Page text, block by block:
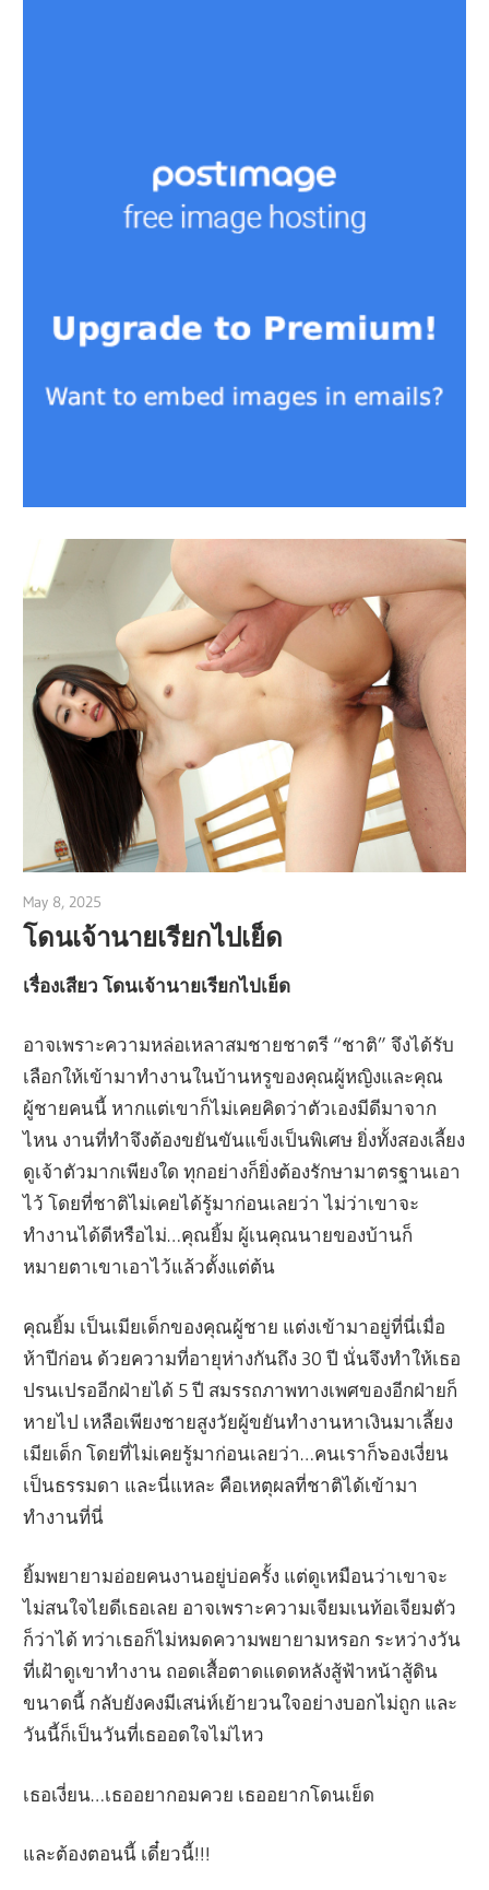
May 8, 2025
โดนเจ้านายเรียกไปเย็ด
เรื่องเสียว โดนเจ้านายเรียกไปเย็ด
อาจเพราะความหล่อเหลาสมชายชาตรี “ชาติ” จึงได้รับ
เลือกให้เข้ามาทำงานในบ้านหรูของคุณผู้หญิงและคุณ
ผู้ชายคนนี้ หากแต่เขาก็ไม่เคยคิดว่าตัวเองมีดีมาจาก
ไหน งานที่ทำจึงต้องขยันขันแข็งเป็นพิเศษ ยิ่งทั้งสองเลี้ยง
ดูเจ้าตัวมากเพียงใด ทุกอย่างก็ยิ่งต้องรักษามาตรฐานเอา
ไว้ โดยที่ชาติไม่เคยได้รู้มาก่อนเลยว่า ไม่ว่าเขาจะ
ทำงานได้ดีหรือไม่…คุณยิ้ม ผู้เนคุณนายของบ้านก็
หมายตาเขาเอาไว้แล้วตั้งแต่ต้น
คุณยิ้ม เป็นเมียเด็กของคุณผู้ชาย แต่งเข้ามาอยู่ที่นี่เมื่อ
ห้าปีก่อน ด้วยความที่อายุห่างกันถึง 30 ปี นั่นจึงทำให้เธอ
ปรนเปรออีกฝ่ายได้ 5 ปี สมรรถภาพทางเพศของอีกฝ่ายก็
หายไป เหลือเพียงชายสูงวัยผู้ขยันทำงานหาเงินมาเลี้ยง
เมียเด็ก โดยที่ไม่เคยรู้มาก่อนเลยว่า…คนเราก็๖องเงี่ยน
เป็นธรรมดา และนี่แหละ คือเหตุผลที่ชาติได้เข้ามา
ทำงานที่นี่
ยิ้มพยายามอ่อยคนงานอยู่บ่อครั้ง แต่ดูเหมือนว่าเขาจะ
ไม่สนใจไยดีเธอเลย อาจเพราะความเจียมเนท้อเจียมตัว
ก็ว่าได้ ทว่าเธอก็ไม่หมดความพยายามหรอก ระหว่างวัน
ที่เฝ้าดูเขาทำงาน ถอดเสื้อตาดแดดหลังสู้ฟ้าหน้าสู้ดิน
ขนาดนี้ กลับยังคงมีเสน่ห์เย้ายวนใจอย่างบอกไม่ถูก และ
วันนี้ก็เป็นวันที่เธออดใจไม่ไหว
เธอเงี่ยน…เธออยากอมควย เธออยากโดนเย็ด
และต้องตอนนี้ เดี๋ยวนี้!!!